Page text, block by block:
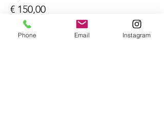
€ 150,00
Phone Email Instagram